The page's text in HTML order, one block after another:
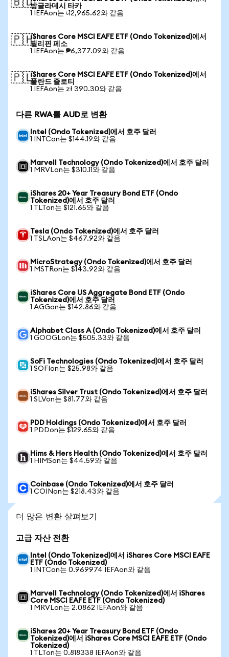
🇧🇩방글라데시 타카
1 IEFAon는 ৳12,965.62와 같음
🇵🇭iShares Core MSCI EAFE ETF (Ondo Tokenized)에서
필리핀 페소
1 IEFAon는 ₱6,377.09와 같음
🇵🇱iShares Core MSCI EAFE ETF (Ondo Tokenized)에서
폴란드 즐로티
1 IEFAon는 zł 390.30와 같음
다른 RWA를 AUD로 변환
Intel (Ondo Tokenized)에서 호주 달러
1 INTCon는 $144.19와 같음
Marvell Technology (Ondo Tokenized)에서 호주 달러
1 MRVLon는 $310.11와 같음
iShares 20+ Year Treasury Bond ETF (Ondo
Tokenized)에서 호주 달러
1 TLTon는 $121.65와 같음
Tesla (Ondo Tokenized)에서 호주 달러
1 TSLAon는 $467.92와 같음
MicroStrategy (Ondo Tokenized)에서 호주 달러
1 MSTRon는 $143.92와 같음
iShares Core US Aggregate Bond ETF (Ondo
Tokenized)에서 호주 달러
1 AGGon는 $142.86와 같음
Alphabet Class A (Ondo Tokenized)에서 호주 달러
1 GOOGLon는 $505.33와 같음
SoFi Technologies (Ondo Tokenized)에서 호주 달러
1 SOFIon는 $25.98와 같음
iShares Silver Trust (Ondo Tokenized)에서 호주 달러
1 SLVon는 $81.77와 같음
PDD Holdings (Ondo Tokenized)에서 호주 달러
1 PDDon는 $129.65와 같음
Hims & Hers Health (Ondo Tokenized)에서 호주 달러
1 HIMSon는 $44.59와 같음
Coinbase (Ondo Tokenized)에서 호주 달러
1 COINon는 $218.43와 같음
더 많은 변환 살펴보기
고급 자산 전환
Intel (Ondo Tokenized)에서 iShares Core MSCI EAFE
ETF (Ondo Tokenized)
1 INTCon는 0.969974 IEFAon와 같음
Marvell Technology (Ondo Tokenized)에서 iShares
Core MSCI EAFE ETF (Ondo Tokenized)
1 MRVLon는 2.0862 IEFAon와 같음
iShares 20+ Year Treasury Bond ETF (Ondo
Tokenized)에서 iShares Core MSCI EAFE ETF (Ondo
Tokenized)
1 TLTon는 0.818338 IEFAon와 같음